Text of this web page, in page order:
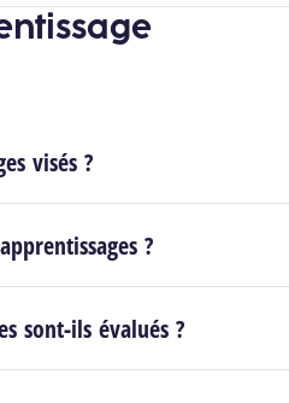
visés ?
?
sont-ils évalués ?